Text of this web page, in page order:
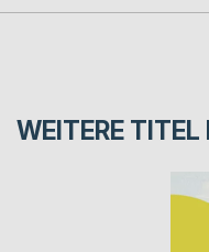
WEITERE TITEL